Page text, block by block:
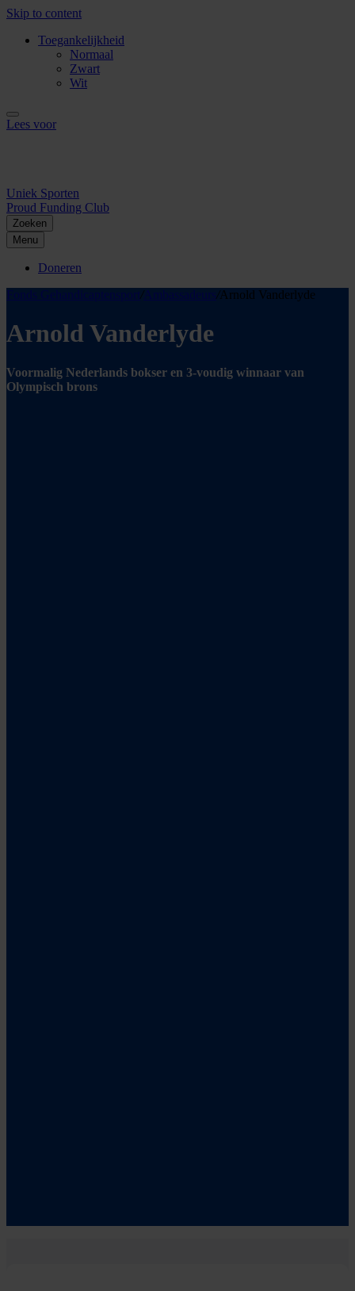
Skip to content
Toegankelijkheid
Normaal
Zwart
Wit
Lees voor
Uniek Sporten
Proud Funding Club
Zoeken
Menu
Doneren
Fonds Gehandicaptensport /Ambassadeurs/Arnold Vanderlyde
Arnold Vanderlyde
Voormalig Nederlands bokser en 3-voudig winnaar van
Olympisch brons